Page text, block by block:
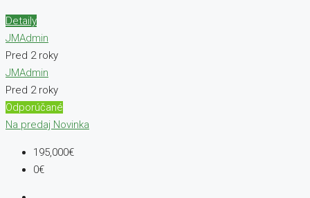
Detaily
JMAdmin
Pred 2 roky
JMAdmin
Pred 2 roky
Odporúčané
Na predaj Novinka
195,000€
0€